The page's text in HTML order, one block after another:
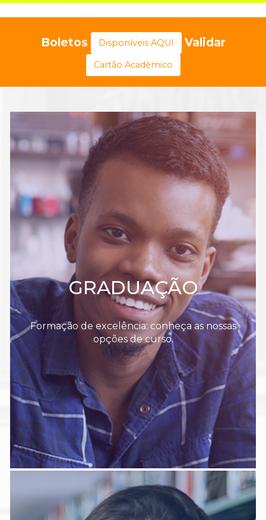
Boletos Disponíveis AQUI Validar
Cartão Acadêmico
GRADUAÇÃO
Formação de excelência: conheça as nossas
opções de curso.